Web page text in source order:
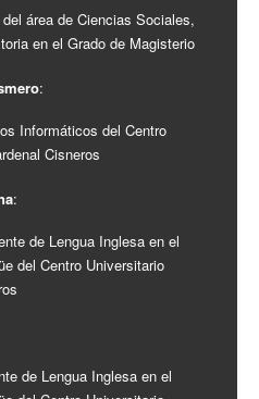
área de Ciencias Sociales,
en el Grado de Magisterio
:
Informáticos del Centro
Cisneros
:
de Lengua Inglesa en el
del Centro Universitario
de Lengua Inglesa en el